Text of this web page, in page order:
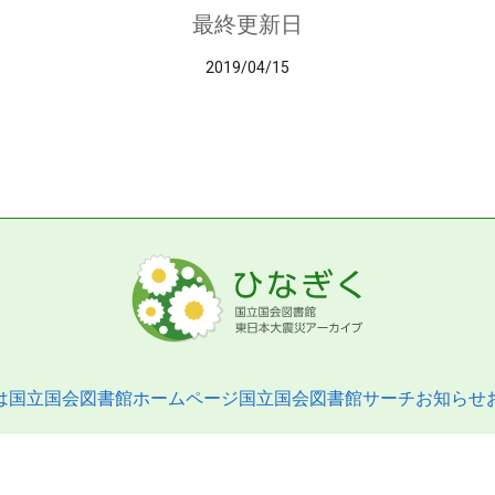
最終更新日
2019/04/15
国立国会図書館ホームページ国立国会図書館サーチお知らせ